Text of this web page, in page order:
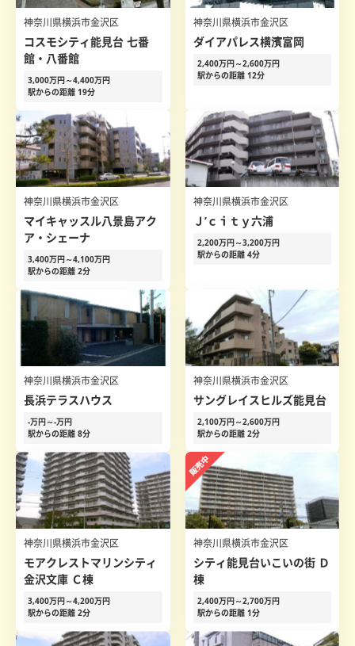
神奈川県横浜市金沢区
コスモシティ能見台 七番
館・八番館
3,000万円～4,400万円
駅からの距離 19分
神奈川県横浜市金沢区
ダイアパレス横濱富岡
2,400万円～2,600万円
駅からの距離 12分
神奈川県横浜市金沢区
マイキャッスル八景島アク
ア・シェーナ
3,400万円～4,100万円
駅からの距離 2分
神奈川県横浜市金沢区
Ｊ’ｃｉｔｙ六浦
2,200万円～3,200万円
駅からの距離 4分
神奈川県横浜市金沢区
長浜テラスハウス
-万円～-万円
駅からの距離 8分
神奈川県横浜市金沢区
サングレイスヒルズ能見台
2,100万円～2,600万円
駅からの距離 2分
神奈川県横浜市金沢区
モアクレストマリンシティ
金沢文庫 Ｃ棟
3,400万円～4,200万円
駅からの距離 2分
神奈川県横浜市金沢区
シティ能見台いこいの街 Ｄ
棟
2,400万円～2,700万円
駅からの距離 1分